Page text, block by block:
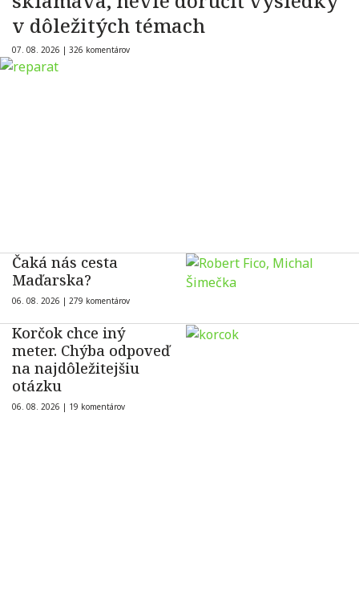
v dôležitých témach
07. 08. 2026 | 326 komentárov
Čaká nás cesta
Maďarska?
06. 08. 2026 | 279 komentárov
Korčok chce iný
meter. Chýba odpoveď
na najdôležitejšiu
otázku
06. 08. 2026 | 19 komentárov